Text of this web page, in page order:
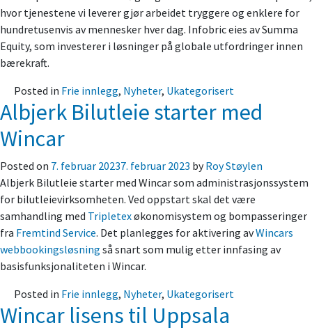
hvor tjenestene vi leverer gjør arbeidet tryggere og enklere for
hundretusenvis av mennesker hver dag. Infobric eies av Summa
Equity, som investerer i løsninger på globale utfordringer innen
bærekraft.
Posted in Frie innlegg, Nyheter, Ukategorisert
Albjerk Bilutleie starter med
Wincar
Posted on 7. februar 20237. februar 2023 byRoy Støylen
Albjerk Bilutleie starter med Wincar som administrasjonssystem
for bilutleievirksomheten. Ved oppstart skal det være
samhandling med Tripletexøkonomisystem og bompasseringer
fra Fremtind Service. Det planlegges for aktivering avWincars
webbookingsløsning så snart som mulig etter innfasing av
basisfunksjonaliteten i Wincar.
Posted in Frie innlegg, Nyheter, Ukategorisert
Wincar lisens til Uppsala